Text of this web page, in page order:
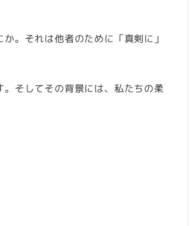
。それは他者のために「真剣に」
そしてその背景には、私たちの柔